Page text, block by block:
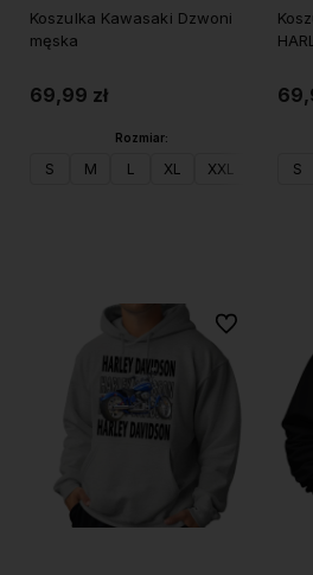
Koszulka Kawasaki Dzwoni
męska
69,99 zł
Rozmiar:
S M L XL XXL S
Do ulubionych